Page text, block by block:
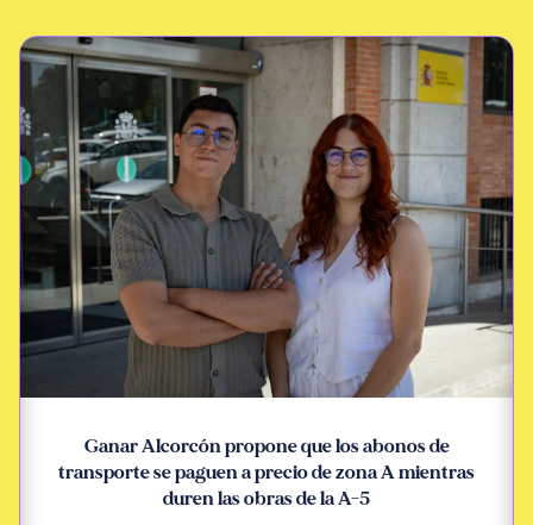
Ganar Alcorcón propone que los abonos de
transporte se paguen a precio de zona A mientras
duren las obras de la A-5